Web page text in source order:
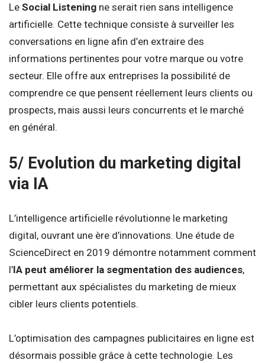
Le Social Listening ne serait rien sans intelligence
artificielle. Cette technique consiste à surveiller les
conversations en ligne afin d’en extraire des
informations pertinentes pour votre marque ou votre
secteur. Elle offre aux entreprises la possibilité de
comprendre ce que pensent réellement leurs clients ou
prospects, mais aussi leurs concurrents et le marché
en général.
5/ Evolution du marketing digital
via IA
L’intelligence artificielle révolutionne le marketing
digital, ouvrant une ère d’innovations. Une étude de
ScienceDirect en 2019 démontre notamment comment
l’IA peut améliorer la segmentation des audiences,
permettant aux spécialistes du marketing de mieux
cibler leurs clients potentiels.
L’optimisation des campagnes publicitaires en ligne est
désormais possible grâce à cette technologie. Les